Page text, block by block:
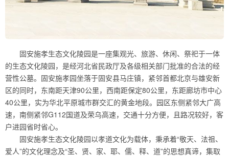
固安施孝生态文化陵园是一座集观光、旅游、休闲、祭祀于一体
的生态文化陵园，是经河北省民政厅及各级相关部门批准的合法的经
营性公墓。固安施孝园坐落于固安县马庄镇，紧邻首都北京与雄安新
区的同时，东南距天津90公里，西南距保定80公里，东距廊坊市中心
40公里，实为华北平原城市群交汇的黄金地段。园区东侧紧邻大广高
速，南侧紧邻G112国道及荣乌高速，交通十分方便，且路况较好，客
户进园省时省心。
固安施孝生态文化陵园以孝道文化为载体，秉承着“敬天、法祖、
爱人”的文化理念及“圣、贤、家、耶、儒、释、道”的思想真谛，集取